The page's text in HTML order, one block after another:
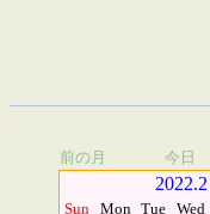
前の月 今日
2022.2
Sun Mon Tue Wed